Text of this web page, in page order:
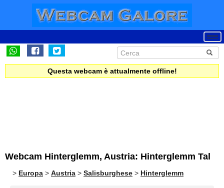
Questa webcam è attualmente offline!
Webcam Hinterglemm, Austria: Hinterglemm Tal
> Europa > Austria > Salisburghese > Hinterglemm